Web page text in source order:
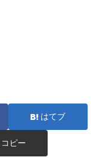
はてブ
コピー